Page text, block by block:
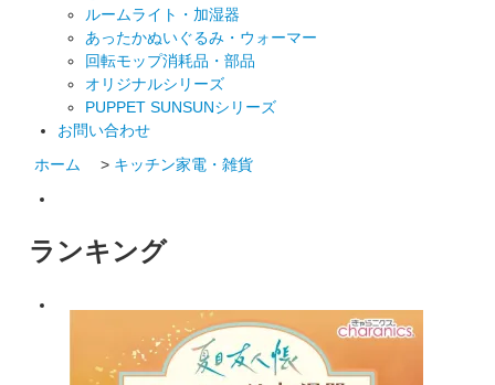
ルームライト・加湿器
あったかぬいぐるみ・ウォーマー
回転モップ消耗品・部品
オリジナルシリーズ
PUPPET SUNSUNシリーズ
お問い合わせ
ホーム
> キッチン家電・雑貨
ランキング